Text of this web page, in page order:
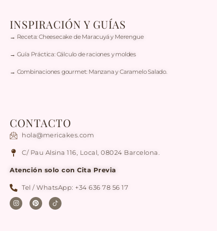
INSPIRACIÓN Y GUÍAS
→ Receta: Cheesecake de Maracuyá y Merengue
→ Guía Práctica: Cálculo de raciones y moldes
→ Combinaciones gourmet: Manzana y Caramelo Salado.
CONTACTO
hola@mericakes.com
C/ Pau Alsina 116, Local, 08024 Barcelona.
Atención solo con Cita Previa
Tel / WhatsApp: +34 636 78 56 17